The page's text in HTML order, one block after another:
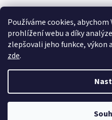
Používáme cookies,
prohlížení webu a díky
zlepšovali jeho funkce,
zde.
Z důvodu velkého navýšení počtu